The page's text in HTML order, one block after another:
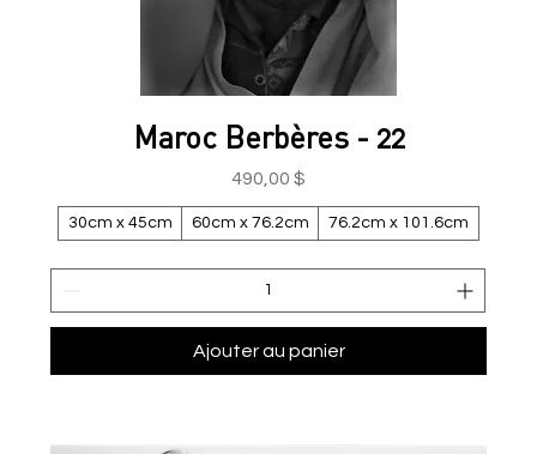
Maroc Berbères - 22
Prix
490,00 $
30cm x 45cm 60cm x 76.2cm 76.2cm x 101.6cm
Ajouter au panier